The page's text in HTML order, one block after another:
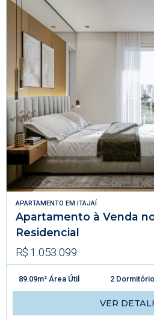
APARTAMENTO EM ITAJAÍ
Apartamento à Venda
Residencial
R$ 1.053.099
89.09m² Área Útil 2
VER